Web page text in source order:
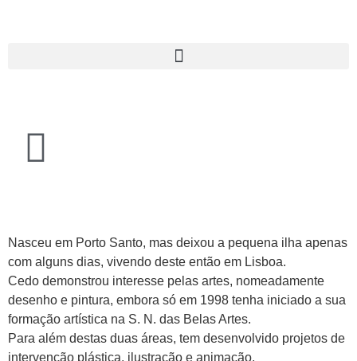
Nasceu em Porto Santo, mas deixou a pequena ilha apenas
com alguns dias, vivendo deste então em Lisboa.
Cedo demonstrou interesse pelas artes, nomeadamente
desenho e pintura, embora só em 1998 tenha iniciado a sua
formação artística na S. N. das Belas Artes.
Para além destas duas áreas, tem desenvolvido projetos de
intervenção plástica, ilustração e animação.